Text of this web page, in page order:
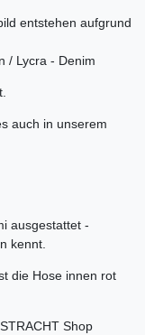
entstehen aufgrund
/ Lycra - Denim
auch in unserem
ausgestattet -
kennt.
die Hose innen rot
Shop